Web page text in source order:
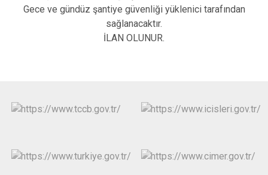
Gece ve gündüz şantiye güvenliği yüklenici tarafından
sağlanacaktır.
İLAN OLUNUR.